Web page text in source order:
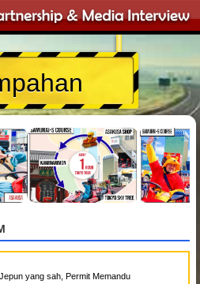
yang sah, Permit Memandu